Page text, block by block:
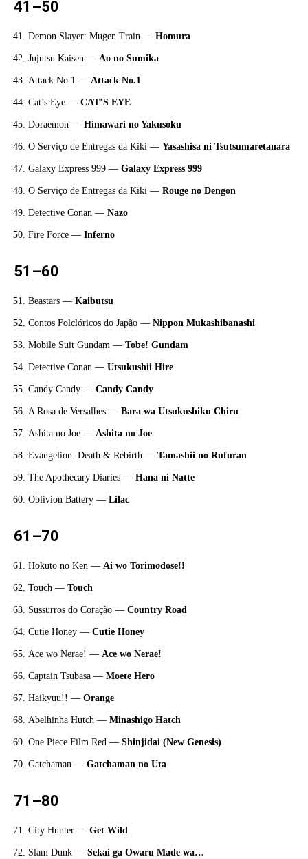
41–50
Demon Slayer: Mugen Train — Homura
Jujutsu Kaisen — Ao no Sumika
Attack No.1 — Attack No.1
Cat’s Eye — CAT’S EYE
Doraemon — Himawari no Yakusoku
O Serviço de Entregas da Kiki — Yasashisa ni Tsutsumaretanara
Galaxy Express 999 — Galaxy Express 999
O Serviço de Entregas da Kiki — Rouge no Dengon
Detective Conan — Nazo
Fire Force — Inferno
51–60
Beastars — Kaibutsu
Contos Folclóricos do Japão — Nippon Mukashibanashi
Mobile Suit Gundam — Tobe! Gundam
Detective Conan — Utsukushii Hire
Candy Candy — Candy Candy
A Rosa de Versalhes — Bara wa Utsukushiku Chiru
Ashita no Joe — Ashita no Joe
Evangelion: Death & Rebirth — Tamashii no Rufuran
The Apothecary Diaries — Hana ni Natte
Oblivion Battery — Lilac
61–70
Hokuto no Ken — Ai wo Torimodose!!
Touch — Touch
Sussurros do Coração — Country Road
Cutie Honey — Cutie Honey
Ace wo Nerae! — Ace wo Nerae!
Captain Tsubasa — Moete Hero
Haikyuu!! — Orange
Abelhinha Hutch — Minashigo Hatch
One Piece Film Red — Shinjidai (New Genesis)
Gatchaman — Gatchaman no Uta
71–80
City Hunter — Get Wild
Slam Dunk — Sekai ga Owaru Made wa…